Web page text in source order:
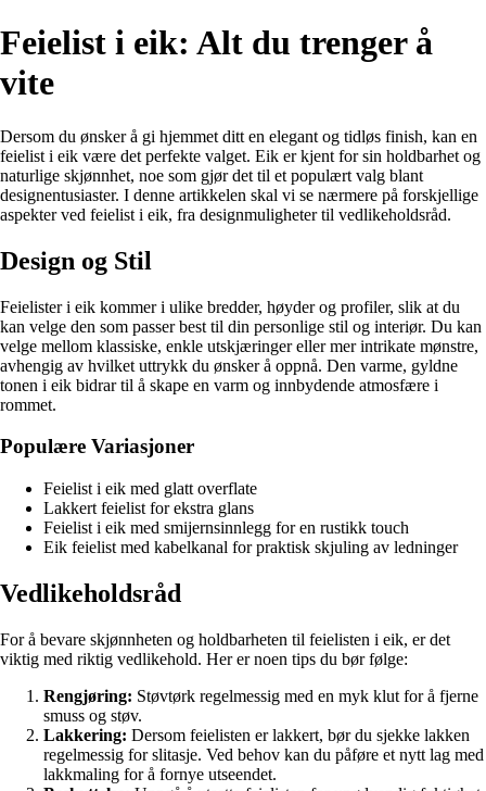
Feielist i eik: Alt du trenger å
vite
Dersom du ønsker å gi hjemmet ditt en elegant og tidløs finish, kan en
feielist i eik være det perfekte valget. Eik er kjent for sin holdbarhet og
naturlige skjønnhet, noe som gjør det til et populært valg blant
designentusiaster. I denne artikkelen skal vi se nærmere på forskjellige
aspekter ved feielist i eik, fra designmuligheter til vedlikeholdsråd.
Design og Stil
Feielister i eik kommer i ulike bredder, høyder og profiler, slik at du
kan velge den som passer best til din personlige stil og interiør. Du kan
velge mellom klassiske, enkle utskjæringer eller mer intrikate mønstre,
avhengig av hvilket uttrykk du ønsker å oppnå. Den varme, gyldne
tonen i eik bidrar til å skape en varm og innbydende atmosfære i
rommet.
Populære Variasjoner
Feielist i eik med glatt overflate
Lakkert feielist for ekstra glans
Feielist i eik med smijernsinnlegg for en rustikk touch
Eik feielist med kabelkanal for praktisk skjuling av ledninger
Vedlikeholdsråd
For å bevare skjønnheten og holdbarheten til feielisten i eik, er det
viktig med riktig vedlikehold. Her er noen tips du bør følge:
Rengjøring: Støvtørk regelmessig med en myk klut for å fjerne
smuss og støv.
Lakkering: Dersom feielisten er lakkert, bør du sjekke lakken
regelmessig for slitasje. Ved behov kan du påføre et nytt lag med
lakkmaling for å fornye utseendet.